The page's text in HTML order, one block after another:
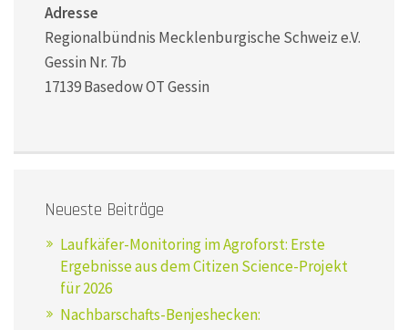
Adresse
Regionalbündnis Mecklenburgische Schweiz e.V.
Gessin Nr. 7b
17139 Basedow OT Gessin
Neueste Beiträge
Laufkäfer-Monitoring im Agroforst: Erste
Ergebnisse aus dem Citizen Science-Projekt
für 2026
Nachbarschafts-Benjeshecken: